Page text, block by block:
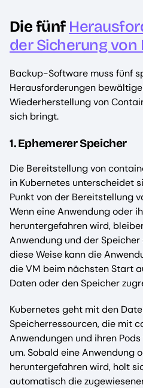
Die fünf
der Sicherung von
Backup-Software muss fünf
Herausforderungen
Wiederherstellung von
sich bringt.
1. Ephemerer Speicher
Die Bereitstellung von
in Kubernetes unterscheidet
Punkt von der Bereitstellung
Wenn eine Anwendung oder
heruntergefahren wird,
Anwendung und der
diese Weise kann die
die VM beim nächsten Start
Daten oder den Speicher
Kubernetes geht mit den
Speicherressourcen, die mit
Anwendungen und ihren
um. Sobald eine Anwendung
heruntergefahren wird, holt
automatisch die